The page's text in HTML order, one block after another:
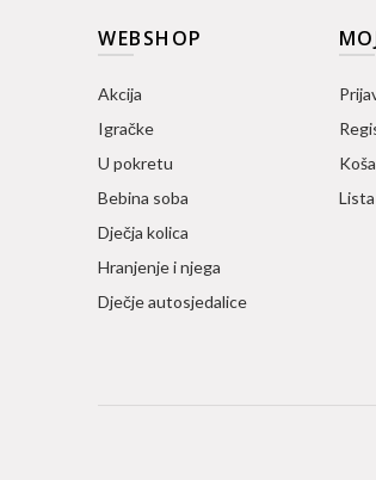
WEBSHOP
Akcija
Igračke
U pokretu
Bebina soba
Dječja kolica
Hranjenje i njega
Dječje autosjedalice